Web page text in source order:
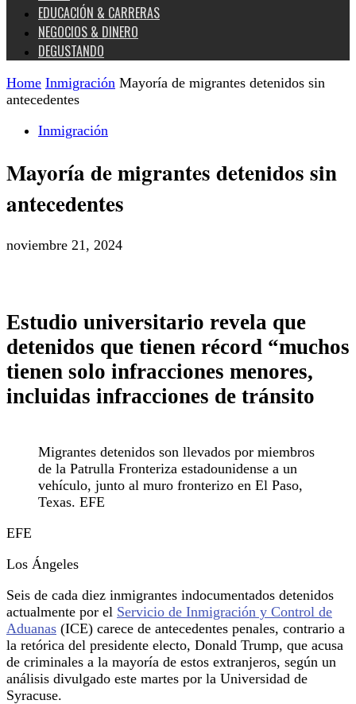
EDUCACIÓN & CARRERAS
NEGOCIOS & DINERO
DEGUSTANDO
Home Inmigración Mayoría de migrantes detenidos sin
antecedentes
Inmigración
Mayoría de migrantes detenidos sin
antecedentes
noviembre 21, 2024
Estudio universitario revela que
detenidos que tienen récord “muchos
tienen solo infracciones menores,
incluidas infracciones de tránsito
Migrantes detenidos son llevados por miembros
de la Patrulla Fronteriza estadounidense a un
vehículo, junto al muro fronterizo en El Paso,
Texas. EFE
EFE
Los Ángeles
Seis de cada diez inmigrantes indocumentados detenidos
actualmente por el Servicio de Inmigración y Control de
Aduanas (ICE) carece de antecedentes penales, contrario a
la retórica del presidente electo, Donald Trump, que acusa
de criminales a la mayoría de estos extranjeros, según un
análisis divulgado este martes por la Universidad de
Syracuse.